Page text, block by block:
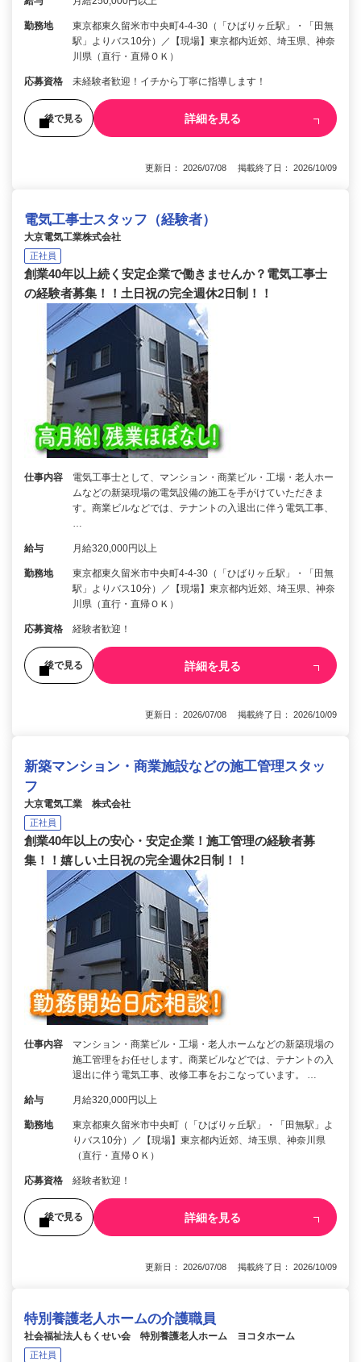
勤務地
東京都東久留米市中央町4-4-30（「ひばりヶ丘駅」・「田無
駅」よりバス10分）／【現場】東京都内近郊、埼玉県、神奈
川県（直行・直帰ＯＫ）
応募資格 未経験者歓迎！イチから丁寧に指導します！
後で見る 詳細を見る
更新日： 2026/07/08 掲載終了日： 2026/10/09
電気工事士スタッフ（経験者）
大京電気工業株式会社
正社員
創業40年以上続く安定企業で働きませんか？電気工事士
の経験者募集！！土日祝の完全週休2日制！！
仕事内容
電気工事士として、マンション・商業ビル・工場・老人ホー
ムなどの新築現場の電気設備の施工を手がけていただきま
す。商業ビルなどでは、テナントの入退出に伴う電気工事、
給与 月給320,000円以上
勤務地
東京都東久留米市中央町4-4-30（「ひばりヶ丘駅」・「田無
駅」よりバス10分）／【現場】東京都内近郊、埼玉県、神奈
川県（直行・直帰ＯＫ）
応募資格 経験者歓迎！
後で見る 詳細を見る
更新日： 2026/07/08 掲載終了日： 2026/10/09
新築マンション・商業施設などの施工管理スタッ
フ
大京電気工業 株式会社
正社員
創業40年以上の安心・安定企業！施工管理の経験者募
集！！嬉しい土日祝の完全週休2日制！！
仕事内容
マンション・商業ビル・工場・老人ホームなどの新築現場の
施工管理をお任せします。商業ビルなどでは、テナントの入
退出に伴う電気工事、改修工事をおこなっています。 …
給与 月給320,000円以上
勤務地
東京都東久留米市中央町（「ひばりヶ丘駅」・「田無駅」よ
りバス10分）／【現場】東京都内近郊、埼玉県、神奈川県
（直行・直帰ＯＫ）
応募資格 経験者歓迎！
後で見る 詳細を見る
更新日： 2026/07/08 掲載終了日： 2026/10/09
特別養護老人ホームの介護職員
社会福祉法人もくせい会 特別養護老人ホーム ヨコタホーム
正社員